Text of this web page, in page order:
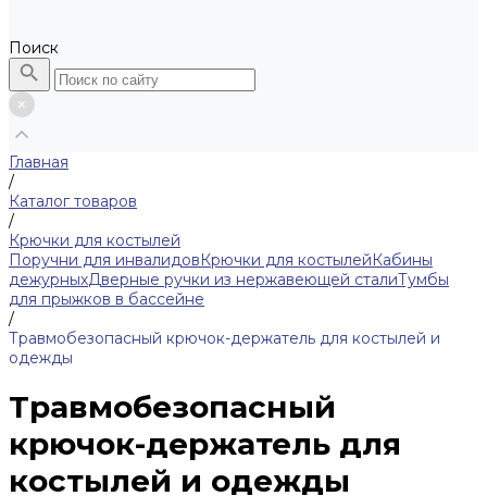
Поиск
Главная
/
Каталог товаров
/
Крючки для костылей
Поручни для инвалидовКрючки для костылейКабины
дежурныхДверные ручки из нержавеющей сталиТумбы
для прыжков в бассейне
/
Травмобезопасный крючок-держатель для костылей и
одежды
Травмобезопасный
крючок-держатель для
костылей и одежды